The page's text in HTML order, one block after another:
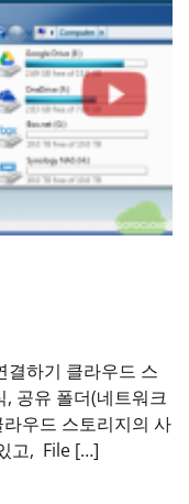
결하기 클라우드 스
공유 폴더(네트워크
우드 스토리지의 사
고, File […]